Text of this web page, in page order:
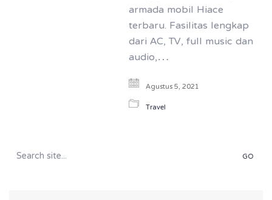
armada mobil Hiace
terbaru. Fasilitas lengkap
dari AC, TV, full music dan
audio,…
Agustus 5, 2021
Travel
Search
for: